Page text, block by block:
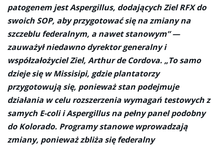
patogenem jest Aspergillus, dodających Ziel RFX do
swoich SOP, aby przygotować się na zmiany na
szczeblu federalnym, a nawet stanowym” —
zauważył niedawno dyrektor generalny i
współzałożyciel Ziel, Arthur de Cordova. „To samo
dzieje się w Missisipi, gdzie plantatorzy
przygotowują się, ponieważ stan podejmuje
działania w celu rozszerzenia wymagań testowych z
samych E-coli i Aspergillus na pełny panel podobny
do Kolorado. Programy stanowe wprowadzają
zmiany, ponieważ zbliża się federalny